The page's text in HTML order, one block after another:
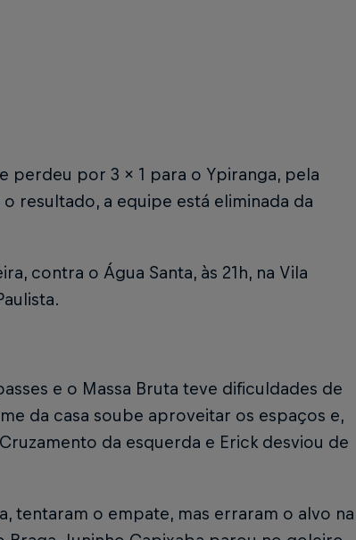
perdeu por 3 x 1 para o Ypiranga, pela
resultado, a equipe está eliminada da
contra o Água Santa, às 21h, na Vila
e o Massa Bruta teve dificuldades de
da casa soube aproveitar os espaços e,
da esquerda e Erick desviou de
tentaram o empate, mas erraram o alvo na